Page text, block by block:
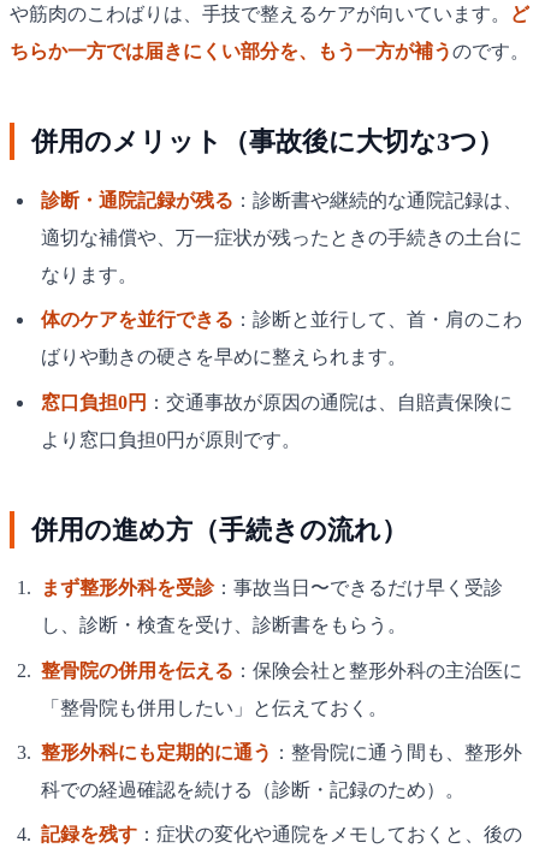
や筋肉のこわばりは、手技で整えるケアが向いています。
ど
ちらか一方では届きにくい部分を、もう一方が補うのです。
併用のメリット（事故後に大切な3つ）
診断・通院記録が残る ：診断書や継続的な通院記録は、
適切な補償や、万一症状が残ったときの手続きの土台に
なります。
体のケアを並行できる ：診断と並行して、首・肩のこわ
ばりや動きの硬さを早めに整えられます。
窓口負担0円 ：交通事故が原因の通院は、自賠責保険に
より窓口負担0円が原則です。
併用の進め方（手続きの流れ）
まず整形外科を受診：事故当日〜できるだけ早く受診
し、診断・検査を受け、診断書をもらう。
整骨院の併用を伝える ：保険会社と整形外科の主治医に
「整骨院も併用したい」と伝えておく。
整形外科にも定期的に通う ：整骨院に通う間も、整形外
科での経過確認を続ける（診断・記録のため）。
記録を残す：症状の変化や通院をメモしておくと、後の